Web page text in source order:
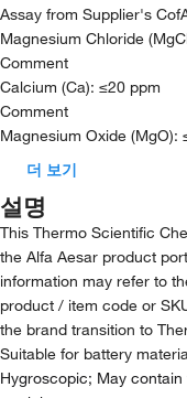
Assay from Supplier's
Magnesium Chloride
Comment
Calcium (Ca): ≤20 ppm
Comment
Magnesium Oxide (MgO):
더 보기
설명
This Thermo Scientific
the Alfa Aesar product
information may refer to
product / item code or
the brand transition to
Suitable for battery
Hygroscopic; May